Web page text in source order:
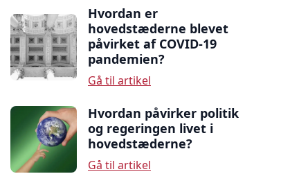
Hvordan er
hovedstæderne blevet
påvirket af COVID-19
pandemien?
Gå til artikel
Hvordan påvirker politik
og regeringen livet i
hovedstæderne?
Gå til artikel